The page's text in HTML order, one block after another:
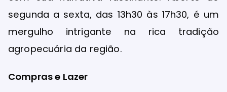
segunda a sexta, das 13h30 às 17h30, é um
mergulho intrigante na rica tradição
agropecuária da região.
Compras e Lazer